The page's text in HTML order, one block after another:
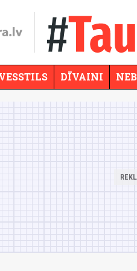
DĪVAINI